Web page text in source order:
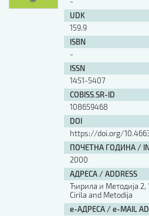
УПУТСТВА
Правилник о издавачкој
Упутство ауторима
Упутство уредницима
Изјава о ауторству
Изјава о лектури
Изјава о коришћењу ауторског
Упутство за бирање лиценце
Уговор са аутором
Шаблон прве стране и
Шаблон прве стране и
Шаблон прве стране и
Етички кодекс
ПРЕТРАГА
UDK
159.9
ISBN
-
ISSN
1451-5407
COBISS.SR-ID
108659468
DOI
https://doi.org/
ПОЧЕТНА ГОДИНА /
2000
АДРЕСА / ADDRESS
Ћирила и Методија
Cirila and Metodija
е-АДРЕСА / e-MAIL